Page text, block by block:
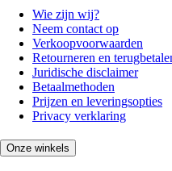
Wie zijn wij?
Neem contact op
Verkoopvoorwaarden
Retourneren en
Juridische disclaimer
Betaalmethoden
Prijzen en leveringsopties
Privacy verklaring
Onze winkels